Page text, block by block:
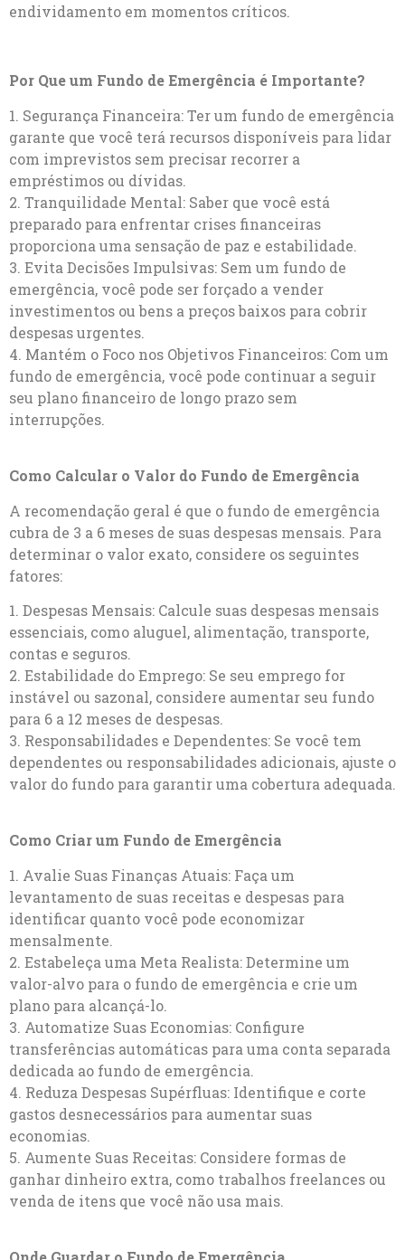
endividamento em momentos críticos.
Por Que um Fundo de Emergência é Importante?
1. Segurança Financeira: Ter um fundo de emergência
garante que você terá recursos disponíveis para lidar
com imprevistos sem precisar recorrer a
empréstimos ou dívidas.
2. Tranquilidade Mental: Saber que você está
preparado para enfrentar crises financeiras
proporciona uma sensação de paz e estabilidade.
3. Evita Decisões Impulsivas: Sem um fundo de
emergência, você pode ser forçado a vender
investimentos ou bens a preços baixos para cobrir
despesas urgentes.
4. Mantém o Foco nos Objetivos Financeiros: Com um
fundo de emergência, você pode continuar a seguir
seu plano financeiro de longo prazo sem
interrupções.
Como Calcular o Valor do Fundo de Emergência
A recomendação geral é que o fundo de emergência
cubra de 3 a 6 meses de suas despesas mensais. Para
determinar o valor exato, considere os seguintes
fatores:
1. Despesas Mensais: Calcule suas despesas mensais
essenciais, como aluguel, alimentação, transporte,
contas e seguros.
2. Estabilidade do Emprego: Se seu emprego for
instável ou sazonal, considere aumentar seu fundo
para 6 a 12 meses de despesas.
3. Responsabilidades e Dependentes: Se você tem
dependentes ou responsabilidades adicionais, ajuste o
valor do fundo para garantir uma cobertura adequada.
Como Criar um Fundo de Emergência
1. Avalie Suas Finanças Atuais: Faça um
levantamento de suas receitas e despesas para
identificar quanto você pode economizar
mensalmente.
2. Estabeleça uma Meta Realista: Determine um
valor-alvo para o fundo de emergência e crie um
plano para alcançá-lo.
3. Automatize Suas Economias: Configure
transferências automáticas para uma conta separada
dedicada ao fundo de emergência.
4. Reduza Despesas Supérfluas: Identifique e corte
gastos desnecessários para aumentar suas
economias.
5. Aumente Suas Receitas: Considere formas de
ganhar dinheiro extra, como trabalhos freelances ou
venda de itens que você não usa mais.